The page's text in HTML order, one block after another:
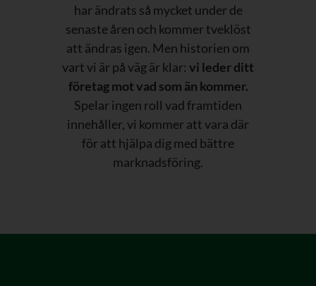
har ändrats så mycket under de
senaste åren och kommer tveklöst
att ändras igen. Men historien om
vart vi är på väg är klar: vi leder ditt
företag mot vad som än kommer.
Spelar ingen roll vad framtiden
innehåller, vi kommer att vara där
för att hjälpa dig med bättre
marknadsföring.